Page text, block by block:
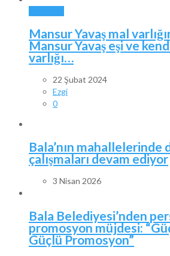
Mansur Yavaş mal
Mansur Yavaş eşi ve
varlığı…
22 Şubat 2024
Ezgi
0
Bala’nın mahallelerinde
çalışmaları devam ediyor
3 Nisan 2026
Bala Belediyesi’nden
promosyon müjdesi:
Güçlü Promosyon”